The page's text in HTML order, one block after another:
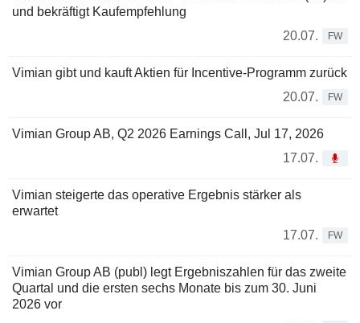
und bekräftigt Kaufempfehlung
20.07.
FW
Vimian gibt und kauft Aktien für Incentive-Programm zurück
20.07.
FW
Vimian Group AB, Q2 2026 Earnings Call, Jul 17, 2026
17.07.
Vimian steigerte das operative Ergebnis stärker als
erwartet
17.07.
FW
Vimian Group AB (publ) legt Ergebniszahlen für das zweite
Quartal und die ersten sechs Monate bis zum 30. Juni
2026 vor